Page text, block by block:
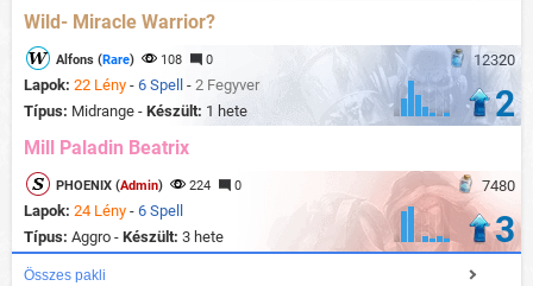
Wild- Miracle Warrior?
12320
Alfons (Rare) 108 0
Lapok: 22 Lény - 6 Spell - 2 Fegyver
Típus: Midrange - Készült: 1 hete 2
Mill Paladin Beatrix
7480
PHOENIX (Admin) 224 0
Lapok: 24 Lény - 6 Spell
Típus: Aggro - Készült: 3 hete 3
Összes pakli